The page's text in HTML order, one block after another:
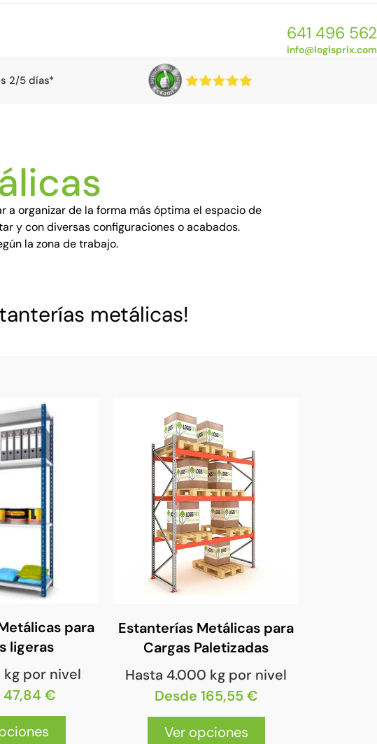
641 496 562
info@logisprix.com
2/5 días*
a organizar de la forma más óptima el espacio de
y con diversas configuraciones o acabados.
la zona de trabajo.
metálicas!
para
ligeras
kg por nivel
47,84 €
Estanterías Metálicas para
Cargas Paletizadas
Hasta 4.000 kg por nivel
Desde 165,55 €
Ver opciones